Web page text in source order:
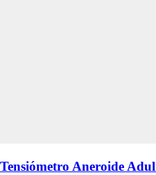
Tensiómetro Aneroide